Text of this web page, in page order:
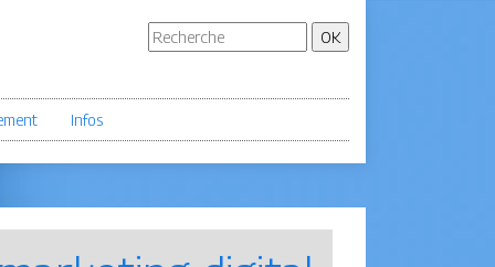
Infos